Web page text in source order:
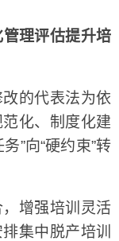
理评估提升培
的代表法为依
化、制度化建
”向“硬约束”转
增强培训灵活
集中脱产培训